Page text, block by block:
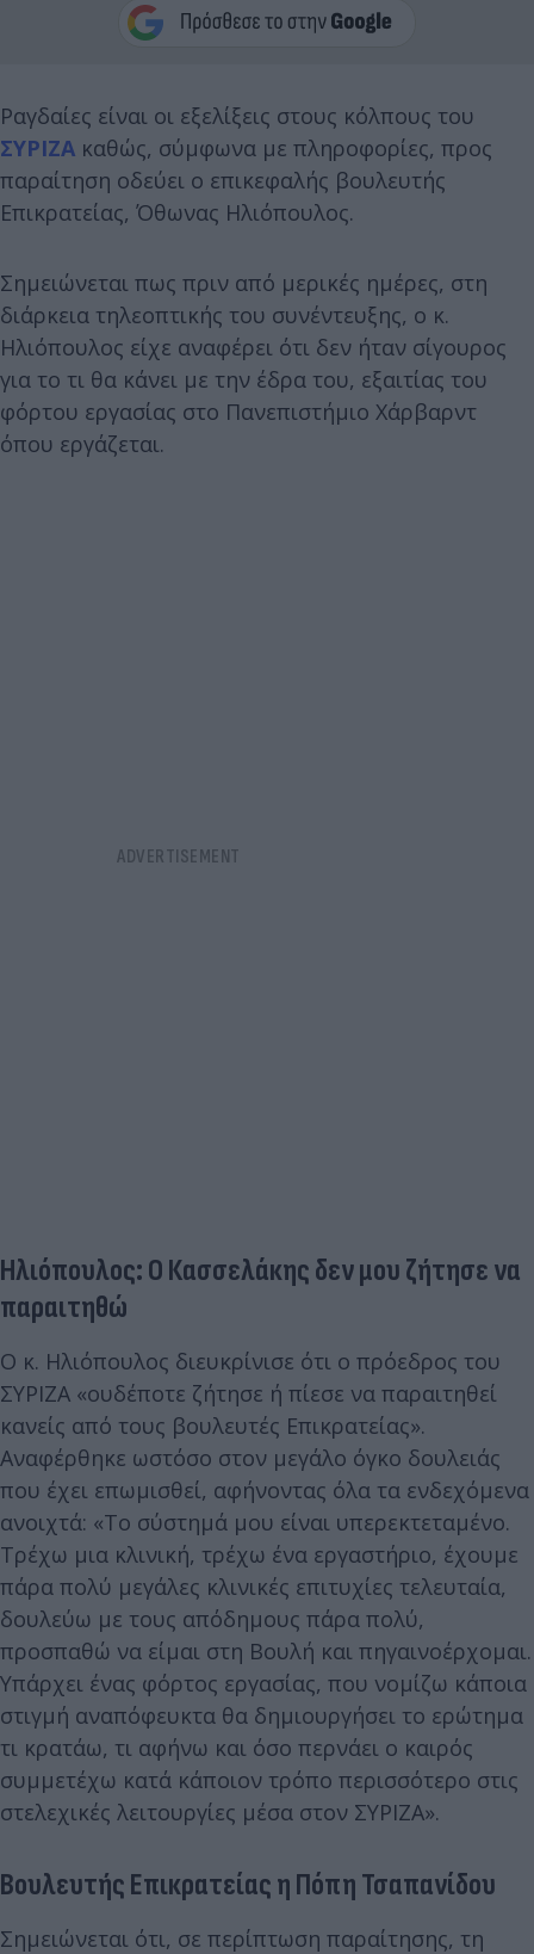
Ραγδαίες είναι οι εξελίξεις στους κόλπους του
ΣΥΡΙΖΑ καθώς, σύμφωνα με πληροφορίες, προς
παραίτηση οδεύει ο επικεφαλής βουλευτής
Επικρατείας, Όθωνας Ηλιόπουλος.
Σημειώνεται πως πριν από μερικές ημέρες, στη
διάρκεια τηλεοπτικής του συνέντευξης, ο κ.
Ηλιόπουλος είχε αναφέρει ότι δεν ήταν σίγουρος
για το τι θα κάνει με την έδρα του, εξαιτίας του
φόρτου εργασίας στο Πανεπιστήμιο Χάρβαρντ
όπου εργάζεται.
Ηλιόπουλος: Ο Κασσελάκης δεν μου ζήτησε να
παραιτηθώ
Ο κ. Ηλιόπουλος διευκρίνισε ότι ο πρόεδρος του
ΣΥΡΙΖΑ «ουδέποτε ζήτησε ή πίεσε να παραιτηθεί
κανείς από τους βουλευτές Επικρατείας».
Αναφέρθηκε ωστόσο στον μεγάλο όγκο δουλειάς
που έχει επωμισθεί, αφήνοντας όλα τα ενδεχόμενα
ανοιχτά: «Το σύστημά μου είναι υπερεκτεταμένο.
Τρέχω μια κλινική, τρέχω ένα εργαστήριο, έχουμε
πάρα πολύ μεγάλες κλινικές επιτυχίες τελευταία,
δουλεύω με τους απόδημους πάρα πολύ,
προσπαθώ να είμαι στη Βουλή και πηγαινοέρχομαι.
Υπάρχει ένας φόρτος εργασίας, που νομίζω κάποια
στιγμή αναπόφευκτα θα δημιουργήσει το ερώτημα
τι κρατάω, τι αφήνω και όσο περνάει ο καιρός
συμμετέχω κατά κάποιον τρόπο περισσότερο στις
στελεχικές λειτουργίες μέσα στον ΣΥΡΙΖΑ».
Βουλευτής Επικρατείας η Πόπη Τσαπανίδου
Σημειώνεται ότι, σε περίπτωση παραίτησης, τη